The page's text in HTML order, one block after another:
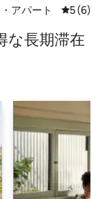
アパート レビュー
5 (6)
な長⁠期⁠滞⁠在